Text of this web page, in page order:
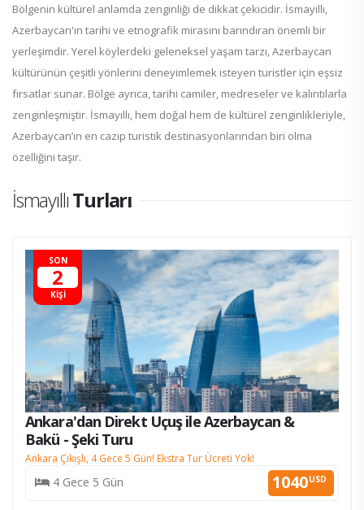
Bölgenin kültürel anlamda zenginliği de dikkat çekicidir. İsmayıllı,
Azerbaycan'ın tarihi ve etnografik mirasını barındıran önemli bir
yerleşimdir. Yerel köylerdeki geleneksel yaşam tarzı, Azerbaycan
kültürünün çeşitli yönlerini deneyimlemek isteyen turistler için eşsiz
fırsatlar sunar. Bölge ayrıca, tarihi camiler, medreseler ve kalıntılarla
zenginleşmiştir. İsmayıllı, hem doğal hem de kültürel zenginlikleriyle,
Azerbaycan’ın en cazip turistik destinasyonlarından biri olma
özelliğini taşır.
İsmayıllıTurları
SON
2
KİŞİ
KESİN K.
Ankara'dan Direkt Uçuş ile Azerbaycan &
Bakü - Şeki Turu
Ankara Çıkışlı, 4 Gece 5 Gün! Ekstra Tur Ücreti Yok!
4 Gece 5 Gün 1040USD